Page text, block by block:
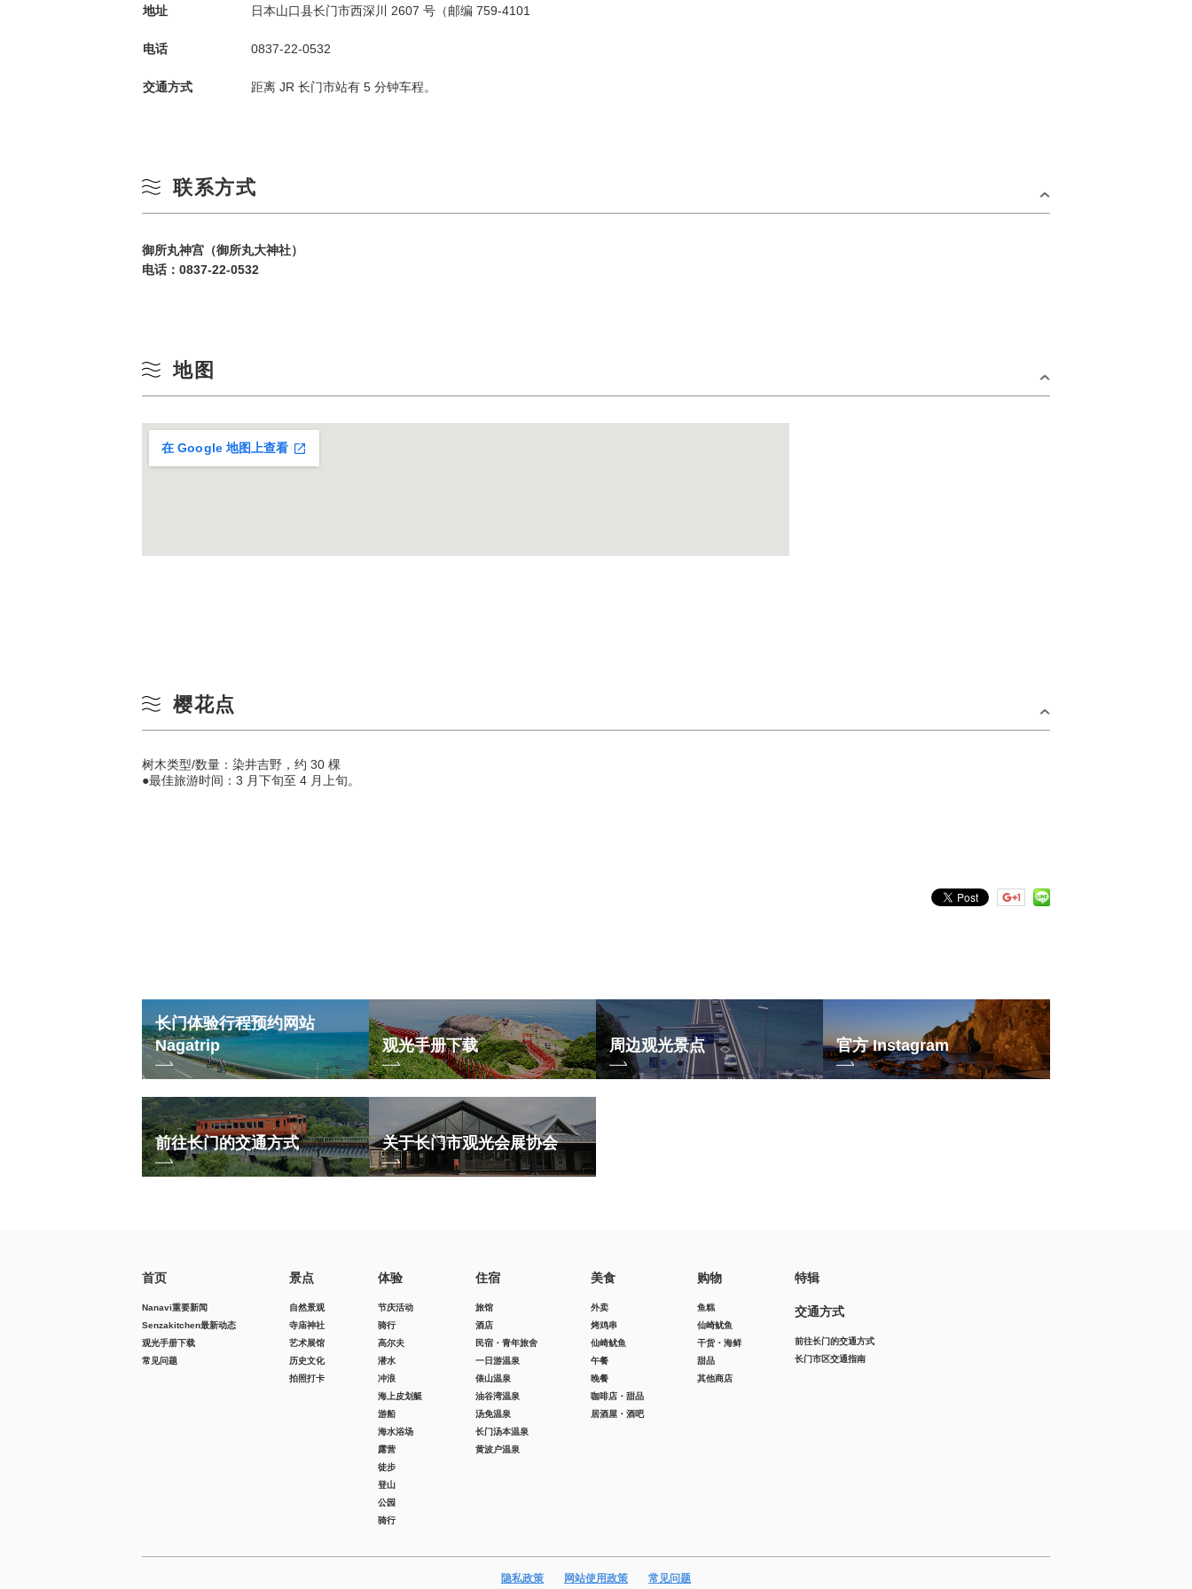
地址 日本山口县长门市西深川 2607 号（邮编 759-4101
电话 0837-22-0532
交通方式 距离 JR 长门市站有 5 分钟车程。
联系方式
御所丸神宫（御所丸大神社）
电话： 0837-22-0532
地图
在 Google 地图上查看
樱花点
树木类型/数量：染井吉野，约 30 棵
●最佳旅游时间：3 月下旬至 4 月上旬。
长门体验行程预约网站
Nagatrip
观光手册下载 周边观光景点 官方 Instagram
前往长门的交通方式 关于长门市观光会展协会
首页
Nanavi重要新闻
Senzakitchen最新动态
观光手册下载
常见问题
景点
自然景观
寺庙神社
艺术展馆
历史文化
拍照打卡
体验
节庆活动
骑行
高尔夫
潜水
冲浪
海上皮划艇
游船
海水浴场
露营
徒步
登山
公园
骑行
住宿
旅馆
酒店
民宿・青年旅舍
一日游温泉
俵山温泉
油谷湾温泉
汤免温泉
长门汤本温泉
黄波户温泉
美食
外卖
烤鸡串
仙崎鱿鱼
午餐
晚餐
咖啡店・甜品
居酒屋・酒吧
购物
鱼糕
仙崎鱿鱼
干货・海鲜
甜品
其他商店
特辑
交通方式
前往长门的交通方式
长门市区交通指南
隐私政策 网站使用政策 常见问题